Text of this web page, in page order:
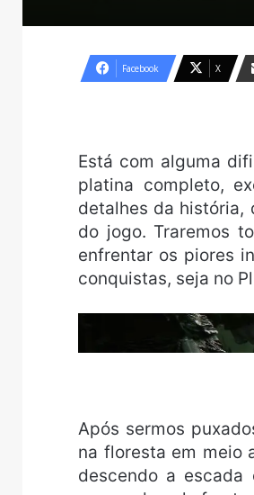
X e-
Facebook X
Está com alguma
platina completo,
detalhes da história,
do jogo. Traremos
enfrentar os piores
conquistas, seja no
Após sermos
na floresta em meio
descendo a escada